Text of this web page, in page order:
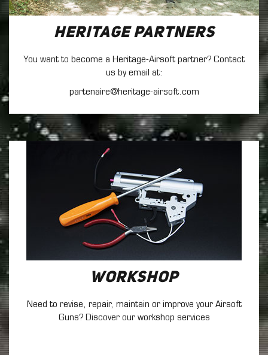
Heritage Partners
You want to become a Heritage-Airsoft partner? Contact
us by email at:
partenaire@heritage-airsoft.com
Workshop
Need to revise, repair, maintain or improve your Airsoft
Guns? Discover our workshop services